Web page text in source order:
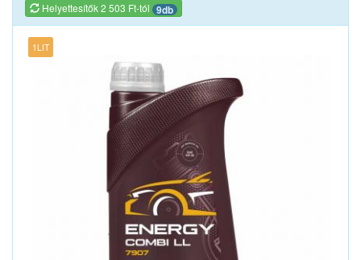
Helyettesítők 2 503 Ft-tól 9db
1LIT